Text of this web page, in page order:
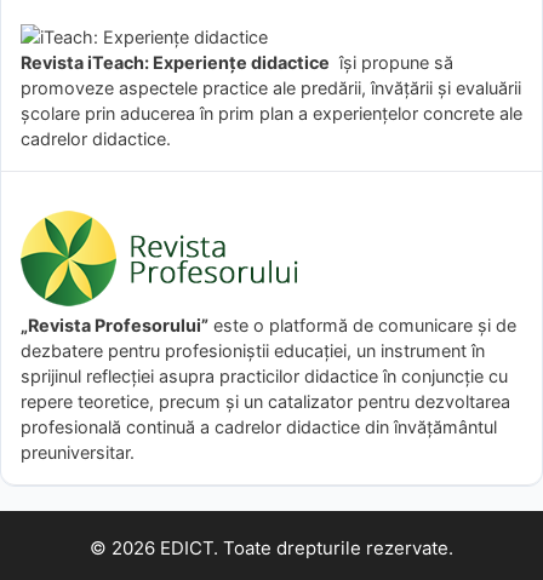
Revista iTeach: Experienţe didactice îşi propune să
promoveze aspectele practice ale predării, învăţării şi evaluării
şcolare prin aducerea în prim plan a experienţelor concrete ale
cadrelor didactice.
„Revista Profesorului” este o platformă de comunicare și de
dezbatere pentru profesioniștii educației, un instrument în
sprijinul reflecției asupra practicilor didactice în conjuncție cu
repere teoretice, precum și un catalizator pentru dezvoltarea
profesională continuă a cadrelor didactice din învățământul
preuniversitar.
© 2026 EDICT. Toate drepturile rezervate.